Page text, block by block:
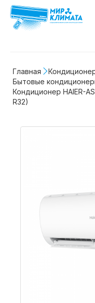
Главная
Бытовые
Кондиционер HAIER-
R32)